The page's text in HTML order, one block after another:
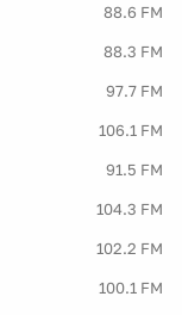
88.6 FM
88.3 FM
97.7 FM
106.1 FM
91.5 FM
104.3 FM
102.2 FM
100.1 FM